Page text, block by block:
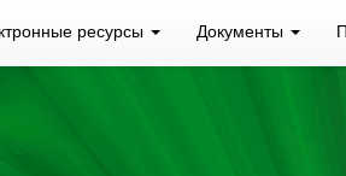
ресурсы Документы